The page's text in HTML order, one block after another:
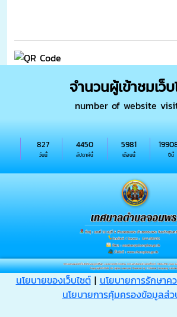
จำนวนผู้เข้าชมเว็
number of website
วันนี้
827
สัปดาห์นี้
4450
เดือนนี้
5981
ปีนี้
นโยบายของเว็บไซต์| นโยบายการรักษา
นโยบายการคุ้มครองข้อมูลส่